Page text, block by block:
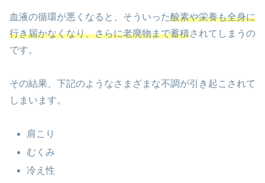
血液の循環が悪くなると、そういった酸素や栄養も全身に
行き届かなくなり、さらに老廃物まで蓄積されてしまうの
です。
その結果、下記のようなさまざまな不調が引き起こされて
しまいます。
肩こり
むくみ
冷え性